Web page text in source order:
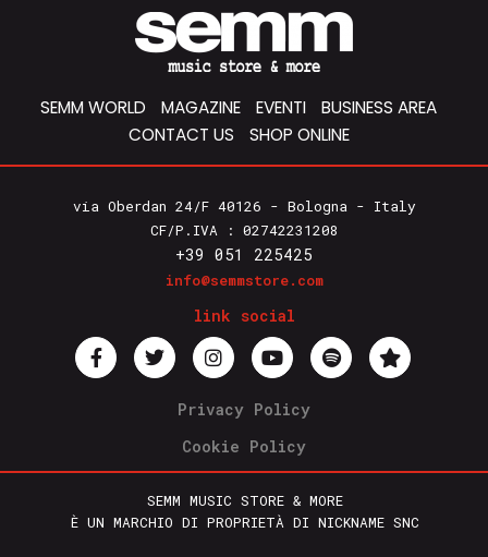
SEMM WORLD MAGAZINE EVENTI
BUSINESS AREA
CONTACT US
SHOP ONLINE
via Oberdan 24/F 40126 - Bologna - Italy
CF/P.IVA : 02742231208
+39 051 225425
info@semmstore.com
link social
Privacy Policy
Cookie Policy
SEMM MUSIC STORE & MORE
È UN MARCHIO DI PROPRIETÀ DI NICKNAME SNC